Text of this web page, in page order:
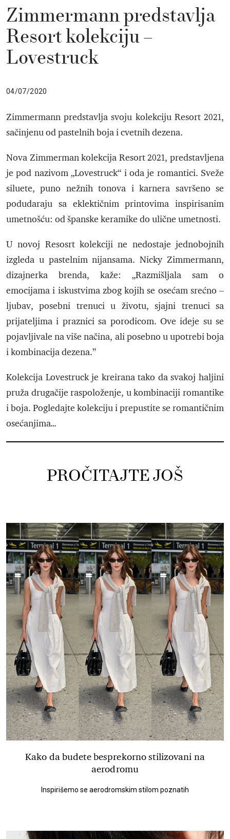
Zimmermann predstavlja
Resort kolekciju –
Lovestruck
04/07/2020
Zimmermann predstavlja svoju kolekciju Resort 2021,
sačinjenu od pastelnih boja i cvetnih dezena.
Nova Zimmerman kolekcija Resort 2021, predstavljena
je pod nazivom „Lovestruck“ i oda je romantici. Sveže
siluete, puno nežnih tonova i karnera savršeno se
podudaraju sa eklektičnim printovima inspirisanim
umetnošću: od španske keramike do ulične umetnosti.
U novoj Resosrt kolekciji ne nedostaje jednobojnih
izgleda u pastelnim nijansama.NickyZimmermann,
dizajnerka brenda, kaže: „Razmišljala sam o
emocijama i iskustvima zbog kojih se osećam srećno –
ljubav, posebni trenuci u životu, sjajni trenuci sa
prijateljima i praznici sa porodicom. Ove ideje su se
pojavljivale na više načina, ali posebno u upotrebi boja
i kombinacija dezena.”
Kolekcija Lovestruck je kreirana tako da svakoj haljini
pruža drugačije raspoloženje, u kombinaciji romantike
i boja. Pogledajte kolekciju i prepustite se romantičnim
osećanjima…
PROČITAJTE JOŠ
Kako da budete besprekorno stilizovani na
aerodromu
Inspirišemo se aerodromskim stilom poznatih